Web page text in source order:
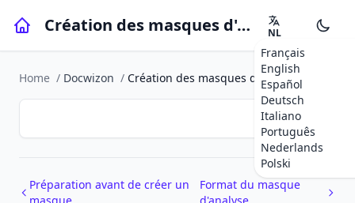
Création des masques d'analyse NL
Français
English
Español
Deutsch
Italiano
Português
Nederlands
Polski
Home / Docwizon / Création des masques d'analyse
Préparation avant de créer un
Format du masque